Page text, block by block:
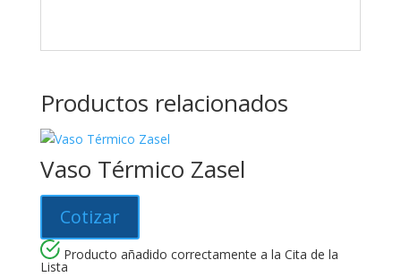
Productos relacionados
Vaso Térmico Zasel
Cotizar
Producto añadido correctamente a la Cita de la
Lista